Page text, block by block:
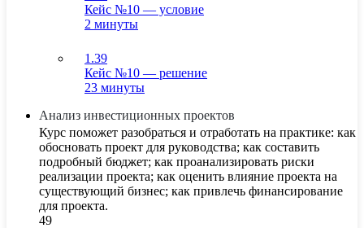
Кейс №10 — условие
2 минуты
1.39
Кейс №10 — решение
23 минуты
Анализ инвестиционных проектов
Курс поможет разобраться и отработать на практике: как
обосновать проект для руководства; как составить
подробный бюджет; как проанализировать риски
реализации проекта; как оценить влияние проекта на
существующий бизнес; как привлечь финансирование
для проекта.
49